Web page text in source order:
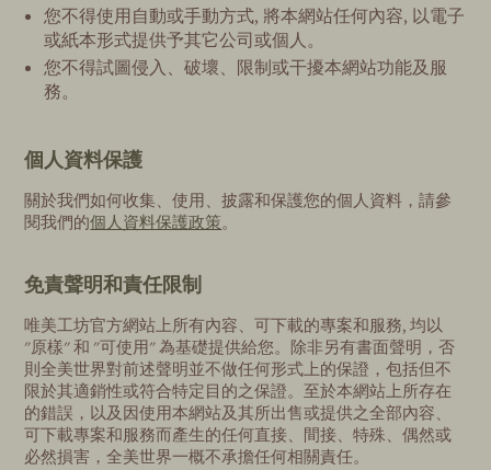
您不得使用自動或手動方式, 將本網站任何內容, 以電子
或紙本形式提供予其它公司或個人。
您不得試圖侵入、破壞、限制或干擾本網站功能及服
務。
個人資料保護
關於我們如何收集、使用、披露和保護您的個人資料，請參
閱我們的個人資料保護政策。
免責聲明和責任限制
唯美工坊官方網站上所有內容、可下載的專案和服務, 均以
"原樣" 和 "可使用" 為基礎提供給您。除非另有書面聲明，否
則全美世界對前述聲明並不做任何形式上的保證，包括但不
限於其適銷性或符合特定目的之保證。至於本網站上所存在
的錯誤，以及因使用本網站及其所出售或提供之全部內容、
可下載專案和服務而產生的任何直接、間接、特殊、偶然或
必然損害，全美世界一概不承擔任何相關責任。